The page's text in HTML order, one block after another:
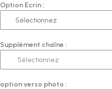
Option Ecrin :
Supplément chaîne :
option verso photo :